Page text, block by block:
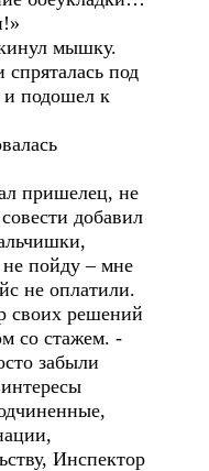
мышку.
под
и подошел к
пришелец, не
добавил
не пойду – мне
не оплатили.
своих решений
со стажем. -
забыли
Инспектор